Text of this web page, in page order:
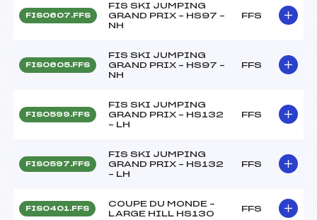
FIS0607.FFS
FIS SKI JUMPING
GRAND PRIX – HS97 –
NH
FFS
FIS0605.FFS
FIS SKI JUMPING
GRAND PRIX – HS97 –
NH
FFS
FIS0599.FFS
FIS SKI JUMPING
GRAND PRIX – HS132
– LH
FFS
FIS0597.FFS
FIS SKI JUMPING
GRAND PRIX – HS132
– LH
FFS
FIS0401.FFS
COUPE DU MONDE –
LARGE HILL HS130
FFS